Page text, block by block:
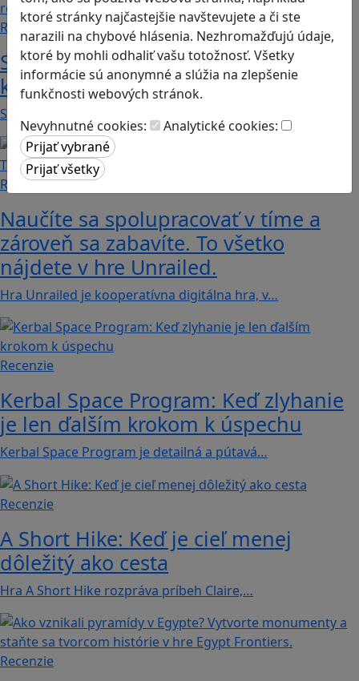
ktoré stránky najčastejšie navštevujete a či ste
narazili na chybové hlásenia. Nezhromažďujú údaje,
ktoré by mohli odhaliť vašu totožnosť. Všetky
informácie sú anonymné a slúžia na zlepšenie
funkčnosti webových stránok.
Nevyhnutné cookies:
Analytické cookies:
Recenzie
Smushi Come Home: Milá hra, v
ktorej sa naučíte rozoznávať huby
Smushi Come Home je roztomilá a relaxačná…
Recenzie
Naučíte sa spolupracovať v tíme a
zároveň sa zabavíte. To všetko
nájdete v hre Unrailed.
Hra Unrailed je kooperatívna digitálna hra, v…
Recenzie
Kerbal Space Program: Keď zlyhanie
je len ďalším krokom k úspechu
Kerbal Space Program je detailná a pútavá…
Recenzie
A Short Hike: Keď je cieľ menej
dôležitý ako cesta
Hra A Short Hike rozpráva príbeh Claire,…
Recenzie